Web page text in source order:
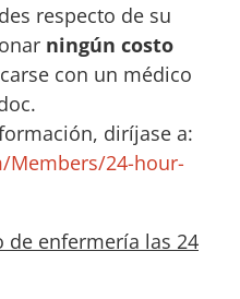
respecto de su
ningún costo
con un médico
diríjase a:
24-hour-
de enfermería las 24